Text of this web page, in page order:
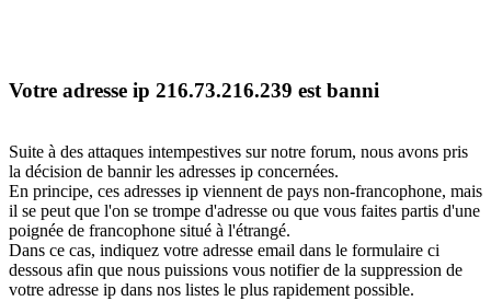
Votre adresse ip 216.73.216.239 est banni
Suite à des attaques intempestives sur notre forum, nous avons pris
la décision de bannir les adresses ip concernées.
En principe, ces adresses ip viennent de pays non-francophone, mais
il se peut que l'on se trompe d'adresse ou que vous faites partis d'une
poignée de francophone situé à l'étrangé.
Dans ce cas, indiquez votre adresse email dans le formulaire ci
dessous afin que nous puissions vous notifier de la suppression de
votre adresse ip dans nos listes le plus rapidement possible.